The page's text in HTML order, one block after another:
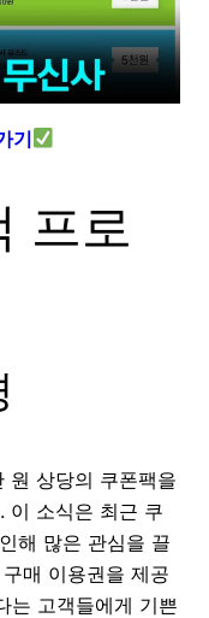
기
프로
원 상당의 쿠폰팩을
이 소식은 최근 쿠
해 많은 관심을 끌
매 이용권을 제공
는 고객들에게 기쁜